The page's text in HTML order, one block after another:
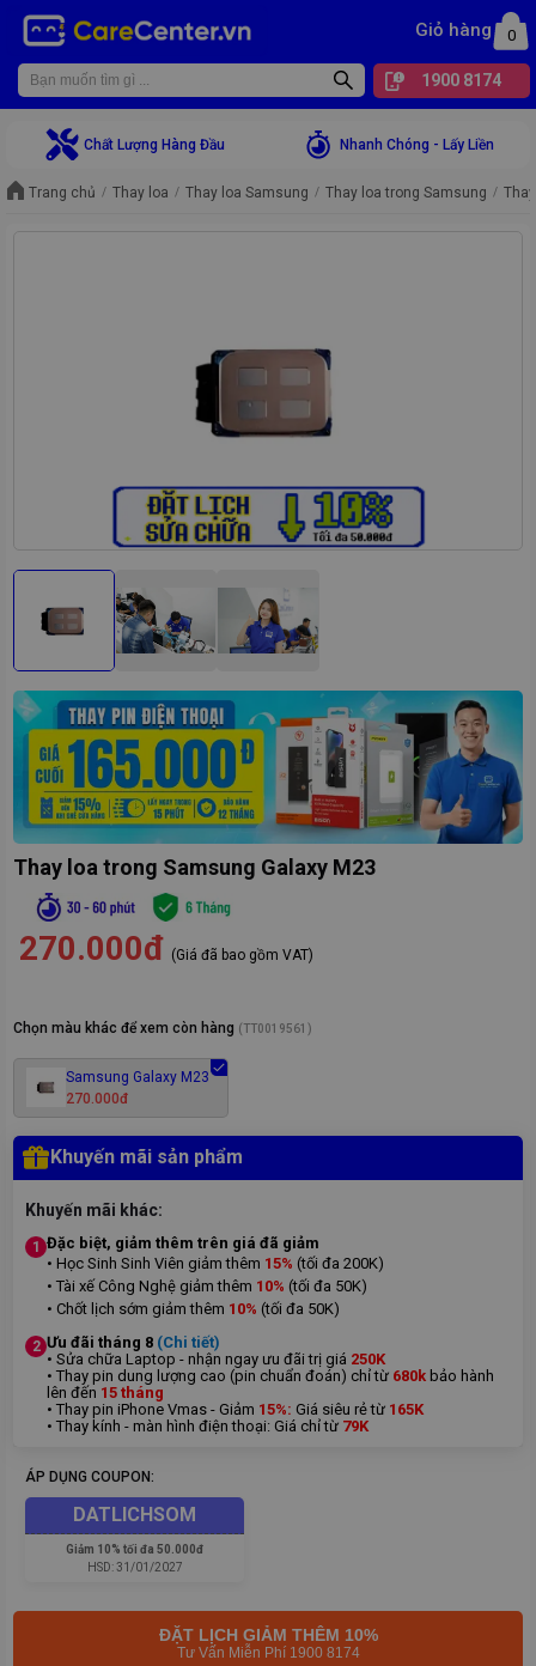
Giỏ hàng 0
1900 8174
Chất Lượng Hàng Đầu Nhanh Chóng - Lấy Liền
Trang chủ Thay loa Thay loa Samsung Thay loa trong Samsung
Thay loa trong Samsung Galaxy M23
270.000đ (Giá đã bao gồm VAT)
Chọn màu khác để xem còn hàng (TT0019561 )
Samsung Galaxy M23
270.000đ
Khuyến mãi sản phẩm
Khuyến mãi khác:
1 Đặc biệt, giảm thêm trên giá đã giảm
• Học Sinh Sinh Viên giảm thêm 15% (tối đa 200K)
• Tài xế Công Nghệ giảm thêm 10% (tối đa 50K)
• Chốt lịch sớm giảm thêm 10% (tối đa 50K)
2 Ưu đãi tháng 8 (Chi tiết)
• Sửa chữa Laptop - nhận ngay ưu đãi trị giá 250K
• Thay pin dung lượng cao (pin chuẩn đoán) chỉ từ 680k bảo hành
lên đến 15 tháng
• Thay pin iPhone Vmas - Giảm 15%: Giá siêu rẻ từ 165K
• Thay kính - màn hình điện thoại: Giá chỉ từ 79K
ÁP DỤNG COUPON:
DATLICHSOM
Giảm 10% tối đa 50.000đ
HSD:31/01/2027
ĐẶT LỊCH GIẢM THÊM 10%
Tư Vấn Miễn Phí 1900 8174